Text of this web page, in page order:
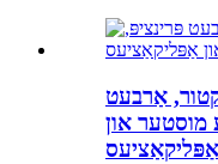
אַרבעט
מוסטער און
אַפּליקאַציעס